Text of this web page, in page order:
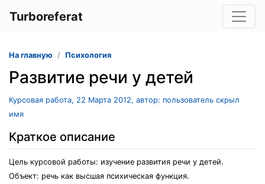
Turboreferat
На главную Психология
Развитие речи у детей
Курсовая работа, 22 Марта 2012, автор: пользователь скрыл
имя
Краткое описание
Цель курсовой работы: изучение развития речи у детей.
Объект: речь как высшая психическая функция.